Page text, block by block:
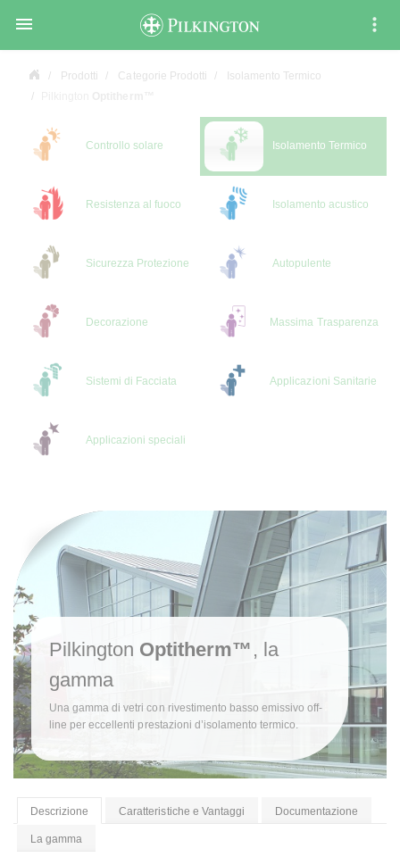

Prodotti Categorie Prodotti
Isolamento Termico
Controllo solare Isolamento Termico
Resistenza al fuoco Isolamento acustico
Sicurezza Protezione Autopulente
Decorazione Massima Trasparenza
Sistemi di Facciata Applicazioni Sanitarie
Applicazioni speciali
Pilkington Optitherm™ , la
gamma
Una gamma di vetri con rivestimento basso emissivo off-
line per eccellenti prestazioni d’isolamento termico.
Descrizione Caratteristiche e Vantaggi Documentazione
La gamma